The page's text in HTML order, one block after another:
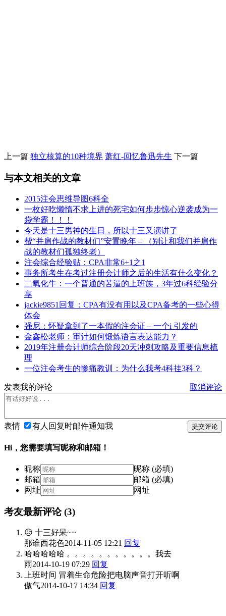
上一篇 独立核算的10种境界 萧红-回忆鲁迅先生 下一篇
与本文相关的文章
2015注会思维导图6科全
一枚好吃懒惰不求上进的死宅如何步步惊心逆袭成为一
袋学霸！！！
今天是十三男神的生日，所以十三又演讲了
帮“并肩作战的教材们”安置晚年 – （别让和我们并肩作
战的教材们孤独终老）
注会综合经验贴：CPA非常6+1之1
事务所考生在考过注册会计师之后的生活有什么变化？
二氧化牛：一个普通的苦逼的上班族，3年过6科经验分
享
jackie9851回复：CPA有没有用以及CPA备考的一些心得
体会
强尼：怀疑拿到了一本假的注会证 – 一个i 引发的
金鑫松老师：审计如何锻炼语言表达能力？
2019年注册会计师综合阶段20天冲刺攻略及重要信息梳
理
一位注会考生的惨痛教训：为什么我考4科挂3科？
发表我的评论 取消评论
提交评论
表情 有人回复时邮件通知我
Hi，您需要填写昵称和邮箱！
昵称
昵称 (必填)
邮箱
邮箱 (必填)
网址
网址
考友最新评论(3)
😥 十三好呆~~
那谁西花色2014-11-05 12:21 回复
哈哈哈哈哈 。。。。。。。。。。。我去
雨2014-10-19 07:29 回复
上班时间 冒着生命危险把电脑声音打开听啊
傲气2014-10-17 14:34 回复